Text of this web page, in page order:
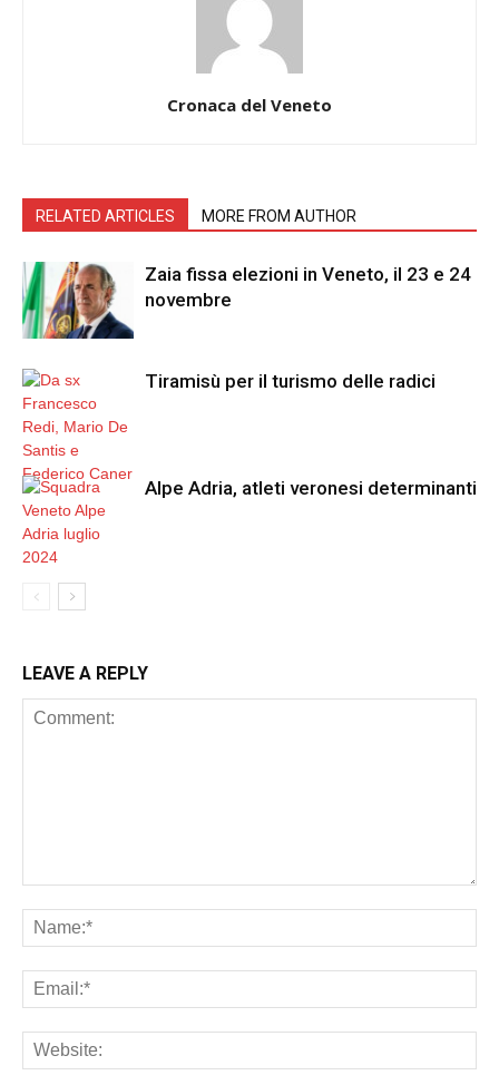
Cronaca del Veneto
RELATED ARTICLES MORE FROM AUTHOR
Zaia fissa elezioni in Veneto, il 23 e 24
novembre
Tiramisù per il turismo delle radici
Alpe Adria, atleti veronesi determinanti
LEAVE A REPLY